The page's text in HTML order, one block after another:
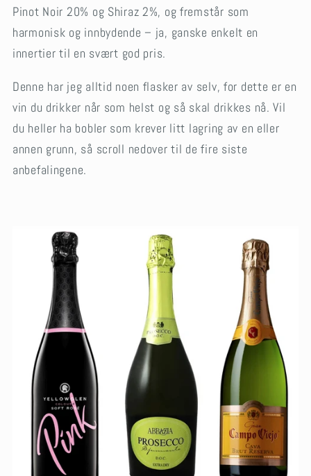
Pinot Noir 20% og Shiraz 2%, og fremstår som
harmonisk og innbydende – ja, ganske enkelt en
innertier til en svært god pris.
Denne har jeg alltid noen flasker av selv, for dette er en
vin du drikker når som helst og så skal drikkes nå. Vil
du heller ha bobler som krever litt lagring av en eller
annen grunn, så scroll nedover til de fire siste
anbefalingene.